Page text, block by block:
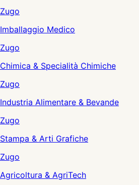
Zugo
Imballaggio Medico
Zugo
Chimica & Specialità Chimiche
Zugo
Industria Alimentare & Bevande
Zugo
Stampa & Arti Grafiche
Zugo
Agricoltura & AgriTech